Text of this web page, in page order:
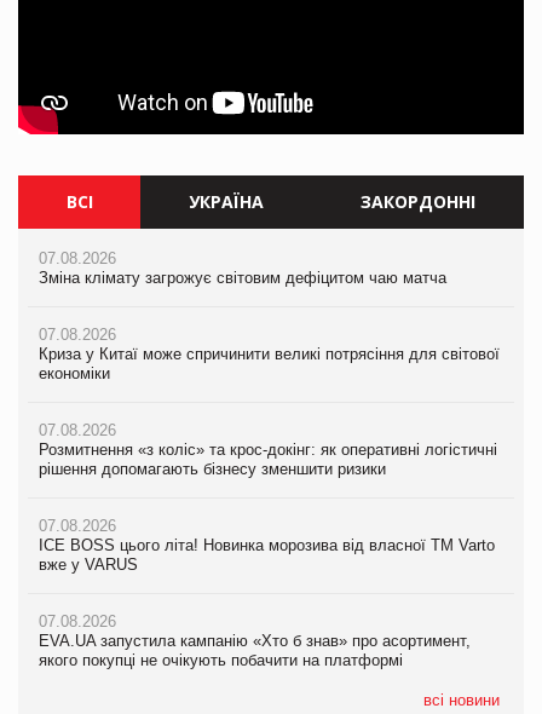
ВСІ УКРАЇНА ЗАКОРДОННІ
07.08.2026
Зміна клімату загрожує світовим дефіцитом чаю матча
07.08.2026
Криза у Китаї може спричинити великі потрясіння для світової
економіки
07.08.2026
Розмитнення «з коліс» та крос-докінг: як оперативні логістичні
рішення допомагають бізнесу зменшити ризики
07.08.2026
ICE BOSS цього літа! Новинка морозива від власної ТМ Varto
вже у VARUS
07.08.2026
EVA.UA запустила кампанію «Хто б знав» про асортимент,
якого покупці не очікують побачити на платформі
всі новини
07.08.2026
Зміна клімату загрожує світовим дефіцитом чаю матча
07.08.2026
Криза у Китаї може спричинити великі потрясіння для світової
економіки
07.08.2026
Розмитнення «з коліс» та крос-докінг: як оперативні логістичні
рішення допомагають бізнесу зменшити ризики
07.08.2026
ICE BOSS цього літа! Новинка морозива від власної ТМ Varto
вже у VARUS
07.08.2026
EVA.UA запустила кампанію «Хто б знав» про асортимент,
якого покупці не очікують побачити на платформі
07.08.2026
Зміна клімату загрожує світовим дефіцитом чаю матча
07.08.2026
Криза у Китаї може спричинити великі потрясіння для світової
економіки
07.08.2026
Kraft Heinz скоротила збиток у першому півріччі
Продажі Hugo Boss впали на 9%